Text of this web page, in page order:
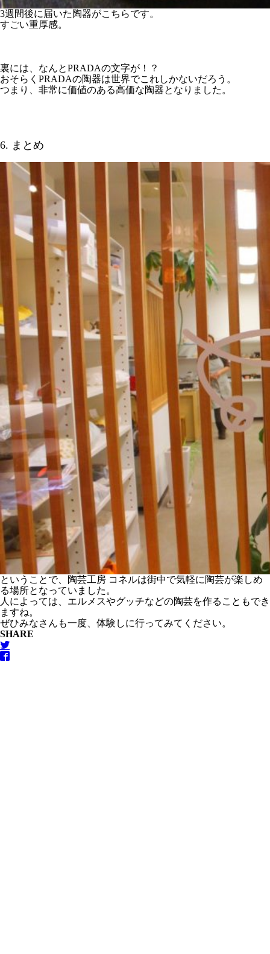
3週間後に届いた陶器がこちらです。
すごい重厚感。
裏には、なんとPRADAの文字が！？
おそらくPRADAの陶器は世界でこれしかないだろう。
つまり、非常に価値のある高価な陶器となりました。
6. まとめ
ということで、陶芸工房 コネルは街中で気軽に陶芸が楽しめ
る場所となっていました。
人によっては、エルメスやグッチなどの陶芸を作ることもでき
ますね。
ぜひみなさんも一度、体験しに行ってみてください。
SHARE